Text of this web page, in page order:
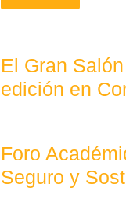
El Gran
edición en
Foro
Seguro y